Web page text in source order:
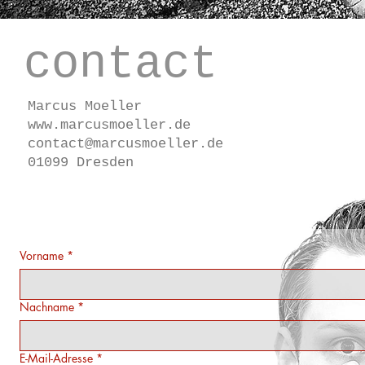
contact
Marcus Moeller
www.marcusmoeller.de
contact@marcusmoeller.de
01099 Dresden
Vorname *
Nachname *
E-Mail-Adresse *